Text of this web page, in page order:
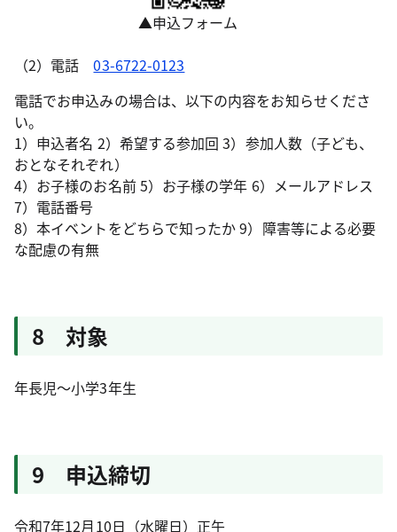
▲申込フォーム
（2）電話03-6722-0123
電話でお申込みの場合は、以下の内容をお知らせくださ
い。
1）申込者名 2）希望する参加回 3）参加人数（子ども、
おとなそれぞれ）
4）お子様のお名前 5）お子様の学年 6）メールアドレス
7）電話番号
8）本イベントをどちらで知ったか 9）障害等による必要
な配慮の有無
8 対象
年長児〜小学3年生
9 申込締切
令和7年12月10日（水曜日）正午